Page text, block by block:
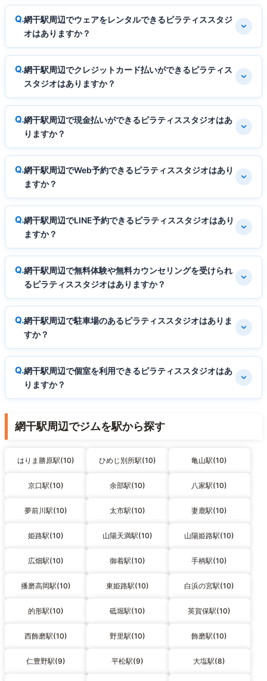
網干駅周辺でウェアをレンタルできるピラティススタジ
オはありますか？
網干駅周辺でクレジットカード払いができるピラティス
スタジオはありますか？
網干駅周辺で現金払いができるピラティススタジオはあ
りますか？
網干駅周辺でWeb予約できるピラティススタジオはあり
ますか？
網干駅周辺でLINE予約できるピラティススタジオはあり
ますか？
網干駅周辺で無料体験や無料カウンセリングを受けられ
るピラティススタジオはありますか？
網干駅周辺で駐車場のあるピラティススタジオはありま
すか？
網干駅周辺で個室を利用できるピラティススタジオはあ
りますか？
網干駅周辺でジムを駅から探す
はりま勝原駅(10) ひめじ別所駅(10) 亀山駅(10)
京口駅(10) 余部駅(10) 八家駅(10)
夢前川駅(10) 太市駅(10) 妻鹿駅(10)
姫路駅(10) 山陽天満駅(10) 山陽姫路駅(10)
広畑駅(10) 御着駅(10) 手柄駅(10)
播磨高岡駅(10) 東姫路駅(10) 白浜の宮駅(10)
的形駅(10) 砥堀駅(10) 英賀保駅(10)
西飾磨駅(10) 野里駅(10) 飾磨駅(10)
仁豊野駅(9) 平松駅(9) 大塩駅(8)